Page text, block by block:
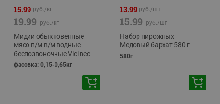
15.99 руб./кг
19.99 руб./кг
Мидии обыкновенные
мясо п/м в/м водные
беспозвоночные Vici вес
фасовка: 0,15-0,65кг
13.99 руб./шт
15.99 руб./шт
Набор пирожных
Медовый бархат 580 г
580г